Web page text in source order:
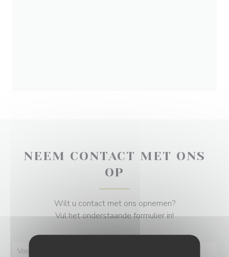
NEEM CONTACT MET ONS
OP
Wilt u contact met ons opnemen?
Vul het onderstaande formulier in!